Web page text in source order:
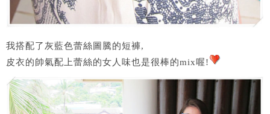
我搭配了灰藍色蕾絲圖騰的短褲,
皮衣的帥氣配上蕾絲的女人味也是很棒的mix喔!